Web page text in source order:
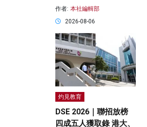
作者: 本社編輯部
2026-08-06
灼見教育
DSE 2026｜聯招放榜
四成五人獲取錄 港大、